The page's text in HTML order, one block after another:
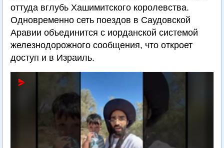
оттуда вглубь Хашимитского королевства.
Одновременно сеть поездов в Саудовской
Аравии объединится с иорданской системой
железнодорожного сообщения, что откроет
доступ и в Израиль.